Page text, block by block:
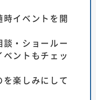
イベントを開
・ショールー
ントもチェッ
楽しみにして